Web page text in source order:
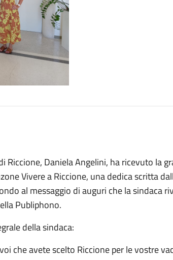
Riccione, Daniela Angelini, ha ricevuto la
Vivere a Riccione, una dedica scritta
al messaggio di auguri che la sindaca
Publiphono.
della sindaca:
che avete scelto Riccione per le vostre